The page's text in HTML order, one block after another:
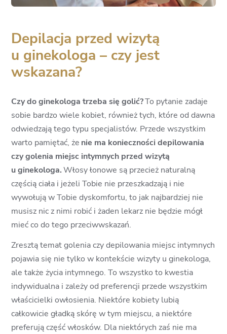
Depilacja przed wizytą
u ginekologa – czy jest
wskazana?
Czy do ginekologa trzeba się golić?To pytanie zadaje
sobie bardzo wiele kobiet, również tych, które od dawna
odwiedzają tego typu specjalistów. Przede wszystkim
warto pamiętać, że nie ma konieczności depilowania
czy golenia miejsc intymnych przed wizytą
u ginekologa. Włosy łonowe są przecież naturalną
częścią ciała i jeżeli Tobie nie przeszkadzają i nie
wywołują w Tobie dyskomfortu, to jak najbardziej nie
musisz nic z nimi robić i żaden lekarz nie będzie mógł
mieć co do tego przeciwwskazań.
Zresztą temat golenia czy depilowania miejsc intymnych
pojawia się nie tylko w kontekście wizyty u ginekologa,
ale także życia intymnego. To wszystko to kwestia
indywidualna i zależy od preferencji przede wszystkim
właścicielki owłosienia. Niektóre kobiety lubią
całkowicie gładką skórę w tym miejscu, a niektóre
preferują część włosków. Dla niektórych zaś nie ma